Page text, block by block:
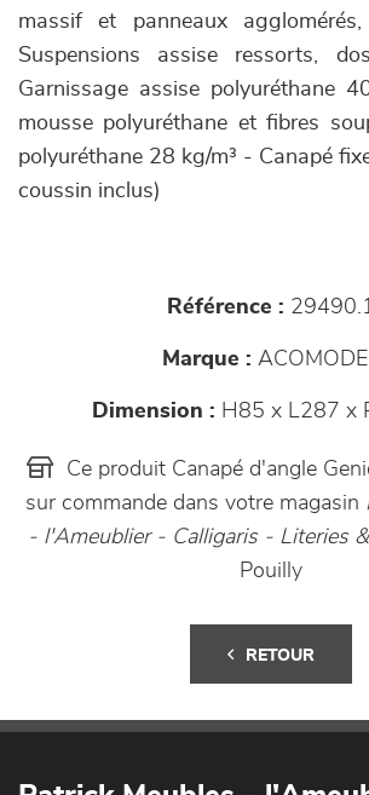
massif et panneaux
Suspensions assise ressorts,
Garnissage assise polyuréthane
mousse polyuréthane et fibres
polyuréthane 28 kg/m³ - Canapé
coussin inclus)
Référence :
Marque :
Dimension : H85 x L287 x
Ce produit Canapé d'angle
sur commande dans votre magasin
- l'Ameublier - Calligaris - Literies
Pouilly
RETOUR